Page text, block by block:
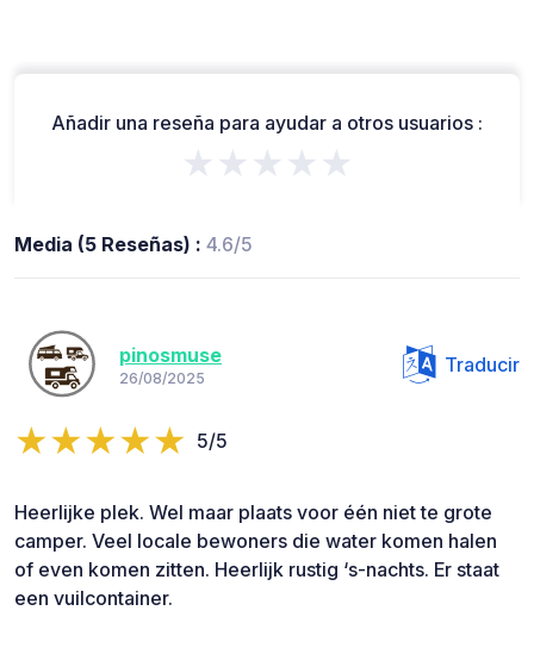
Añadir una reseña para ayudar a otros usuarios :
★★★★★
Media (5 Reseñas) : 4.6/5
pinosmuse
26/08/2025
Traducir
5/5
Heerlijke plek. Wel maar plaats voor één niet te grote
camper. Veel locale bewoners die water komen halen
of even komen zitten. Heerlijk rustig ‘s-nachts. Er staat
een vuilcontainer.